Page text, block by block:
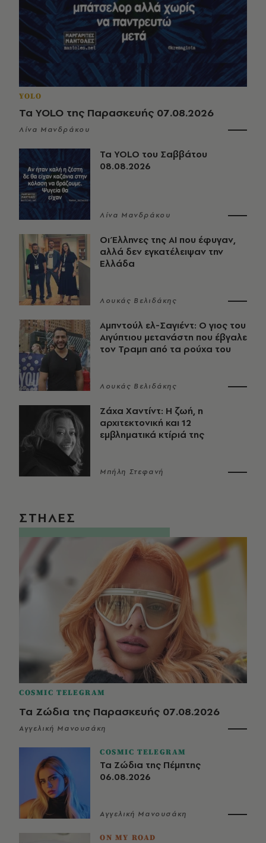
YOLO
Τα YOLO της Παρασκευής 07.08.2026
Λίνα Μανδράκου
Τα YOLO του Σαββάτου
08.08.2026
Λίνα Μανδράκου
Οι Έλληνες της ΑΙ που έφυγαν,
αλλά δεν εγκατέλειψαν την
Ελλάδα
Λουκάς Βελιδάκης
Αμπντούλ ελ-Σαγιέντ: Ο γιος του
Αιγύπτιου μετανάστη που έβγαλε
τον Τραμπ από τα ρούχα του
Λουκάς Βελιδάκης
Ζάχα Χαντίντ: Η ζωή, η
αρχιτεκτονική και 12
εμβληματικά κτίριά της
Μπήλη Στεφανή
ΣΤΗΛΕΣ
COSMIC TELEGRAM
Τα Ζώδια της Παρασκευής 07.08.2026
Αγγελική Μανουσάκη
COSMIC TELEGRAM
Τα Ζώδια της Πέμπτης
06.08.2026
Αγγελική Μανουσάκη
ON MY ROAD